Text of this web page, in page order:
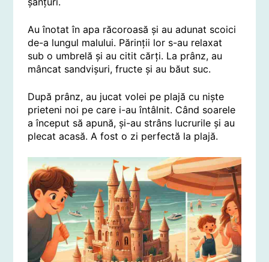
Au înotat în apa răcoroasă și au adunat scoici
de-a lungul malului. Părinții lor s-au relaxat
sub o umbrelă și au citit cărți. La prânz, au
mâncat sandvișuri, fructe și au băut suc.
După prânz, au jucat volei pe plajă cu niște
prieteni noi pe care i-au întâlnit. Când soarele
a început să apună, și-au strâns lucrurile și au
plecat acasă. A fost o zi perfectă la plajă.